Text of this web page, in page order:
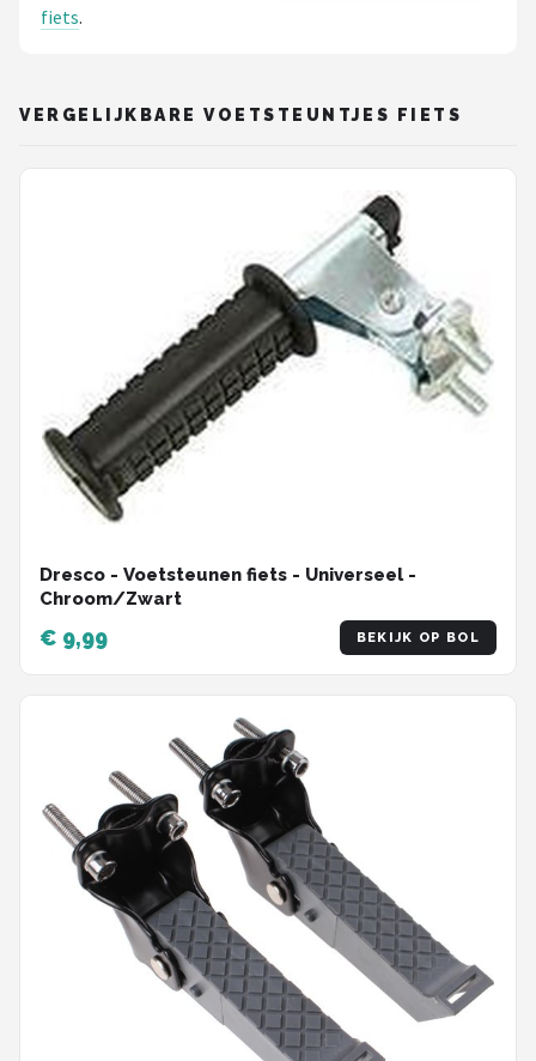
fiets.
VERGELIJKBARE VOETSTEUNTJES FIETS
Dresco - Voetsteunen fiets - Universeel -
Chroom/Zwart
€ 9,99 BEKIJK OP BOL